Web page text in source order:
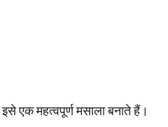
एक महत्वपूर्ण मसाला बनाते हैं।